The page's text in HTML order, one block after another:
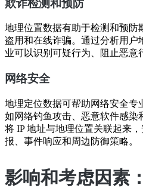
欺诈检测和预防
地理位置数据有助于检测和预防
盗用和在线诈骗。通过分析用户
业可以识别可疑行为、阻止恶意
网络安全
地理定位数据可帮助网络安全专
如网络钓鱼攻击、恶意软件感染
将 IP 地址与地理位置关联起来
报、事件响应和周边防御策略。
影响和考虑因素：